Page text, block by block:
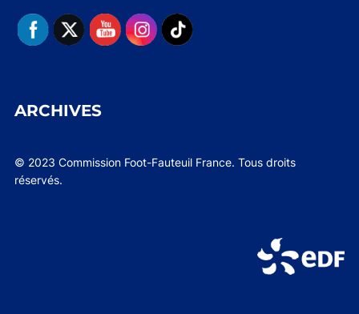
ARCHIVES
© 2023 Commission Foot-Fauteuil France. Tous droits
réservés.